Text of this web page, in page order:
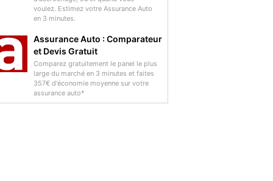
voulez. Estimez votre Assurance Auto
en 3 minutes.
Assurance Auto : Comparateur
et Devis Gratuit
Comparez gratuitement le panel le plus
large du marché en 3 minutes et faites
357€ d'économie moyenne sur votre
assurance auto*